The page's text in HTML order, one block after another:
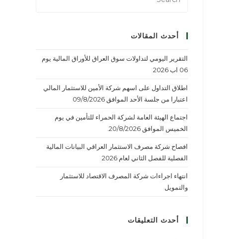
أحدث المقالات
التقرير اليومي لتداولات سوق العراق للأوراق المالية يوم
06 اب 2026
اطلاق التداول على اسهم شركة الأمين للاستثمار المالي
اعتبارا من جلسة الأحد الموافق 09/8/2026
اجتماع الهيئة العامة لشركة الحمراء للتأمين في يوم
الخميس الموافق 20/8/2026.
افصاح شركة مصرف الاستثمار العراقي البيانات المالية
الفصلية للفصل الثاني لعام 2026
انتهاء اجراءات شركة المصرف الاقتصاد للاستثمار
والتمويل
أحدث التعليقات